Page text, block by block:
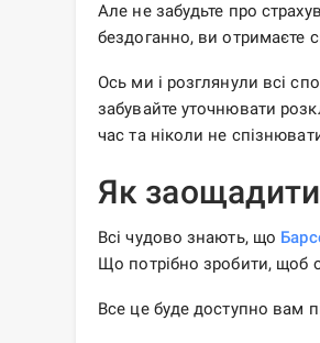
Але не забудьте про
бездоганно, ви отримаєте
Ось ми і розглянули всі
забувайте уточнювати
час та ніколи не
Як
Всі чудово знають, що
Що потрібно зробити, щоб
Все це буде доступно вам